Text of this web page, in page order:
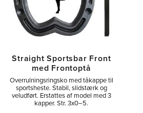
Straight Sportsbar Front
med Frontoptå
Overrulningsringsko med tåkappe til
sportsheste. Stabil, slidstærk og
veludført. Erstattes af model med 3
kapper. Str. 3x0–5.